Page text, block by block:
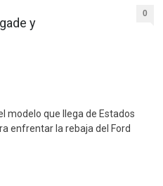
y
0
modelo que llega de Estados
enfrentar la rebaja del Ford